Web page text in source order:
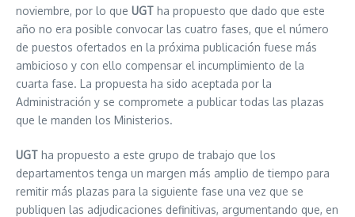
noviembre, por lo que UGT ha propuesto que dado que este
año no era posible convocar las cuatro fases, que el número
de puestos ofertados en la próxima publicación fuese más
ambicioso y con ello compensar el incumplimiento de la
cuarta fase. La propuesta ha sido aceptada por la
Administración y se compromete a publicar todas las plazas
que le manden los Ministerios.
UGT ha propuesto a este grupo de trabajo que los
departamentos tenga un margen más amplio de tiempo para
remitir más plazas para la siguiente fase una vez que se
publiquen las adjudicaciones definitivas, argumentando que, en